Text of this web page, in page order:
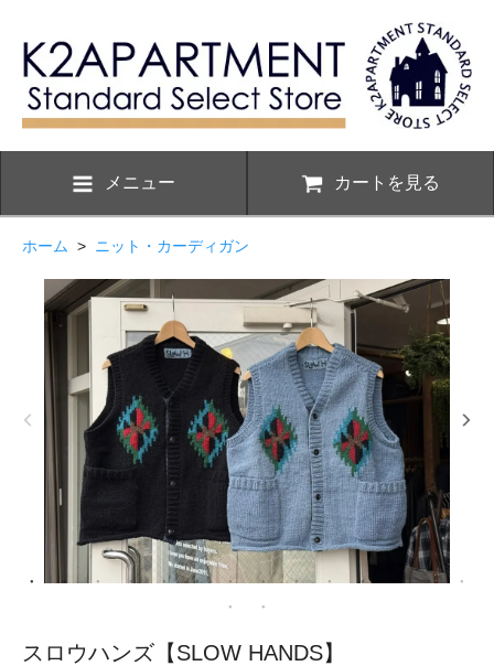
メニュー カートを見る
ホーム > ニット・カーディガン
スロウハンズ【SLOW HANDS】